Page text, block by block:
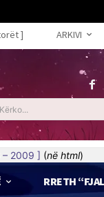
] ARKIVI
Kërko...
2009 ] (në html)
RRETH